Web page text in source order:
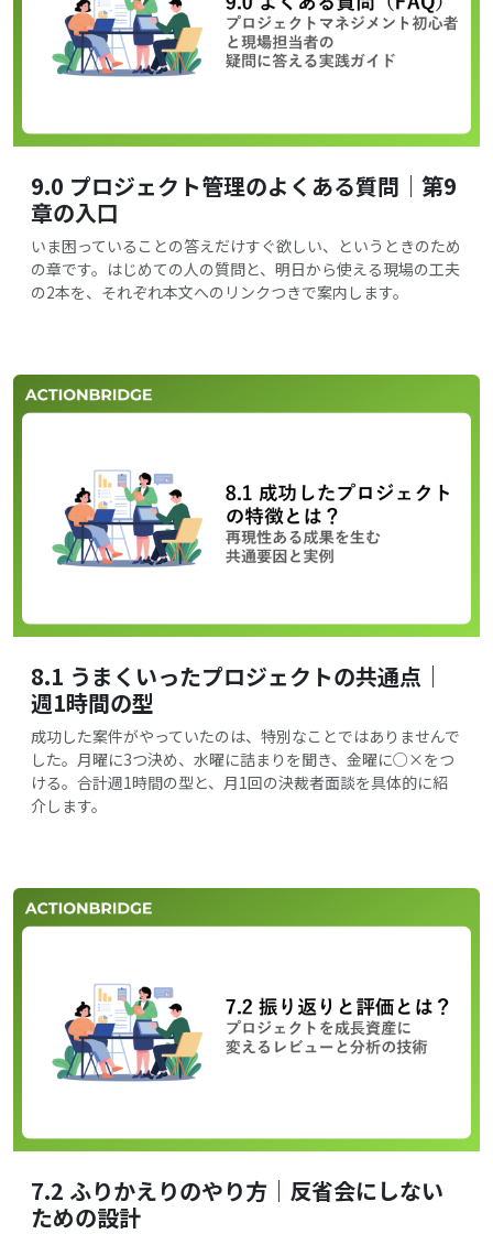
9.0 プロジェクト管理のよくある質問｜第9
章の入口
いま困っていることの答えだけすぐ欲しい、というときのため
の章です。はじめての人の質問と、明日から使える現場の工夫
の2本を、それぞれ本文へのリンクつきで案内します。
8.1 うまくいったプロジェクトの共通点｜
週1時間の型
成功した案件がやっていたのは、特別なことではありませんで
した。月曜に3つ決め、水曜に詰まりを聞き、金曜に○×をつ
ける。合計週1時間の型と、月1回の決裁者面談を具体的に紹
介します。
7.2 ふりかえりのやり方｜反省会にしない
ための設計